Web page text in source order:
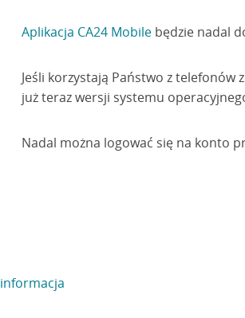
Aplikacja CA24 Mobile będzie nadal
Jeśli korzystają Państwo z
już teraz wersji systemu
Nadal można logować się na konto
informacja